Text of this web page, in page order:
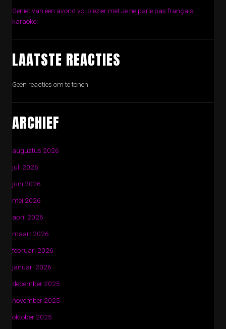
Geniet van een avond vol plezier met Je ne parle pas français
karaoke!
LAATSTE REACTIES
Geen reacties om te tonen.
ARCHIEF
augustus 2026
juli 2026
juni 2026
mei 2026
april 2026
maart 2026
februari 2026
januari 2026
december 2025
november 2025
oktober 2025